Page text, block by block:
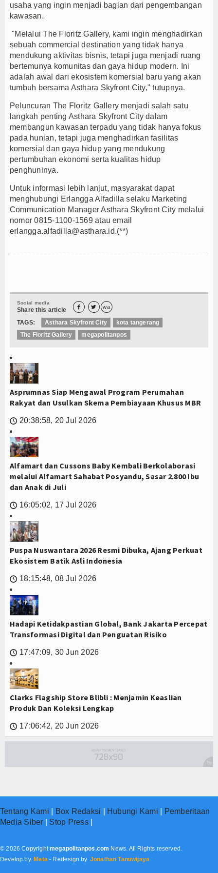
usaha yang ingin menjadi bagian dari pengembangan
kawasan.
"Melalui The Floritz Gallery, kami ingin menghadirkan
sebuah commercial destination yang tidak hanya
mendukung aktivitas bisnis, tetapi juga menjadi ruang
bertemunya komunitas dan gaya hidup modern. Ini
adalah awal dari ekosistem komersial baru yang akan
tumbuh bersama Asthara Skyfront City," tutupnya.
Peluncuran The Floritz Gallery menjadi salah satu
langkah penting Asthara Skyfront City dalam
membangun kawasan terpadu yang tidak hanya fokus
pada hunian, tetapi juga menghadirkan fasilitas
komersial dan gaya hidup yang mendukung
pertumbuhan ekonomi serta kualitas hidup
penghuninya.
Untuk informasi lebih lanjut, masyarakat dapat
menghubungi Erlangga Alfadilla selaku Marketing
Communication Manager Asthara Skyfront City melalui
nomor 0815-1100-1569 atau email
erlangga.alfadilla@asthara.id.(**)
Social media
Share this article   wa
TAGS: Asthara Skyfront City
kota tangerang
The Floritz Gallery
megapolitanpos
Asprumnas Siap Mengawal Program Perumahan
Rakyat dan Usulkan Skema Pembiayaan Khusus MBR
🕔 20:38:58, 20 Jul 2026
Alfamart dan Cussons Baby Kembali Berkolaborasi
melalui Alfamart Sahabat Posyandu, Sasar 2.800 Ibu
dan Anak di Juli
🕔 16:05:02, 17 Jul 2026
Puspa Nuswantara 2026 Resmi Dibuka, Ajang Perkuat
Ekosistem Batik Asli Indonesia
🕔 18:15:48, 08 Jul 2026
Hadapi Ketidakpastian Global, Bank Jakarta Percepat
Transformasi Digital dan Penguatan Risiko
🕔 17:47:09, 30 Jun 2026
Clarks Flagship Store Blibli : Menjamin Keaslian
Produk Dan Koleksi Lengkap
🕔 17:06:42, 20 Jun 2026
Tentang Kami Box Redaksi Hubungi Kami
Pemberitaan
Media Siber
Stop Press|
© 2026 Copyrightmegapolitanpos.com News. All Rights reserved.
Develop by.Meta - Redesign by. Jonathan Tanuwijaya